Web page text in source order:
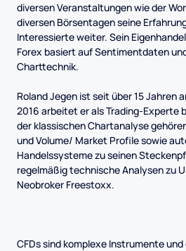
diversen Veranstaltungen wie der
diversen Börsentagen seine
Interessierte weiter. Sein
Forex basiert auf Sentimentdaten
Charttechnik.
Roland Jegen ist seit über 15 Jahren
2016 arbeitet er als Trading-Experte
der klassischen Chartanalyse
und Volume/ Market Profile sowie
Handelssysteme zu seinen
regelmäßig technische Analysen zu
Neobroker Freestoxx.
CFDs sind komplexe Instrumente